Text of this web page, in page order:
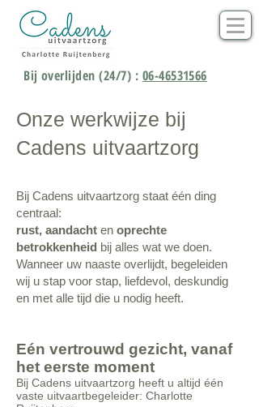
Bij overlijden (24/7) : 06-46531566
Onze werkwijze bij
Cadens uitvaartzorg
Bij Cadens uitvaartzorg staat één ding
centraal:
rust, aandacht en oprechte
betrokkenheid bij alles wat we doen.
Wanneer uw naaste overlijdt, begeleiden
wij u stap voor stap, liefdevol, deskundig
en met alle tijd die u nodig heeft.
Eén vertrouwd gezicht, vanaf
het eerste moment
Bij Cadens uitvaartzorg heeft u altijd één
vaste uitvaartbegeleider: Charlotte